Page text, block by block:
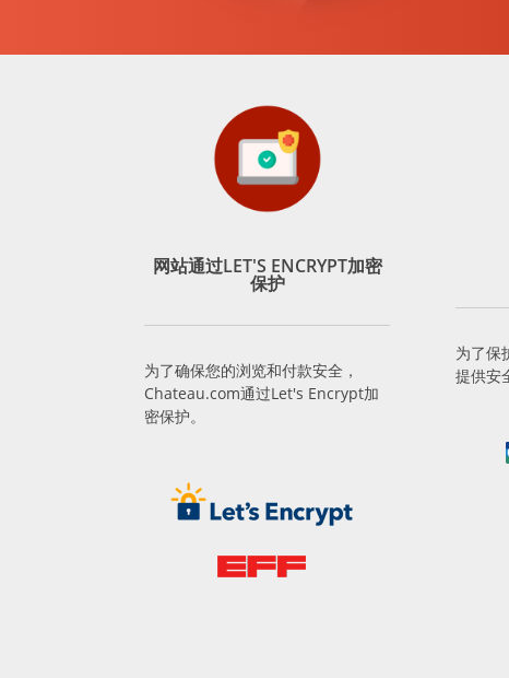
网站通过LET'S ENCRYPT加密
保护
为了确保您的浏览和付款安全，
Chateau.com通过Let's Encrypt加
密保护。
为了保
提供安